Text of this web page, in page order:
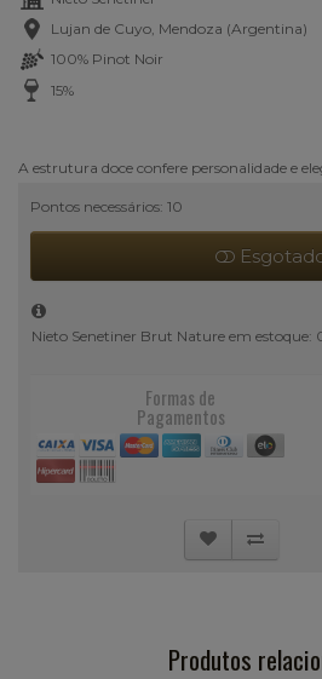
Lujan de Cuyo, Mendoza (Argentina)
100% Pinot Noir
15%
A estrutura doce confere personalidade e
Pontos necessários: 10
Nieto Senetiner Brut Nature em estoque:
Formas de
Pagamentos
Produtos